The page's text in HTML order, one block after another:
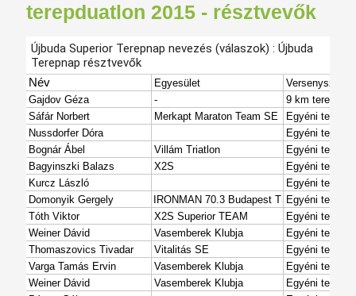
terepduatlon 2015 - résztvevők